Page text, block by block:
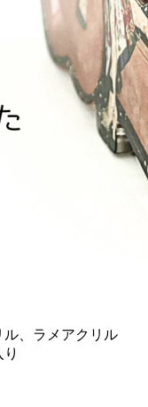
ル、ラメアクリル